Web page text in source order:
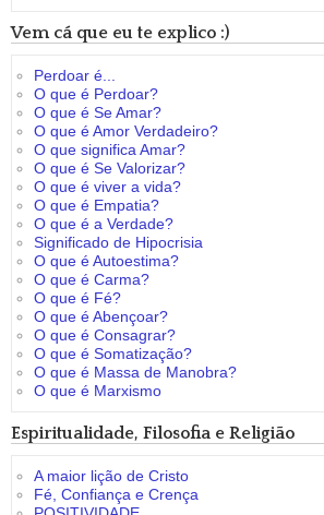
Vem cá que eu te explico :)
Perdoar é...
O que é Perdoar?
O que é Se Amar?
O que é Amor Verdadeiro?
O que significa Amar?
O que é Se Valorizar?
O que é viver a vida?
O que é Empatia?
O que é a Verdade?
Significado de Hipocrisia
O que é Autoestima?
O que é Carma?
O que é Fé?
O que é Abençoar?
O que é Consagrar?
O que é Somatização?
O que é Massa de Manobra?
O que é Marxismo
Espiritualidade, Filosofia e Religião
A maior lição de Cristo
Fé, Confiança e Crença